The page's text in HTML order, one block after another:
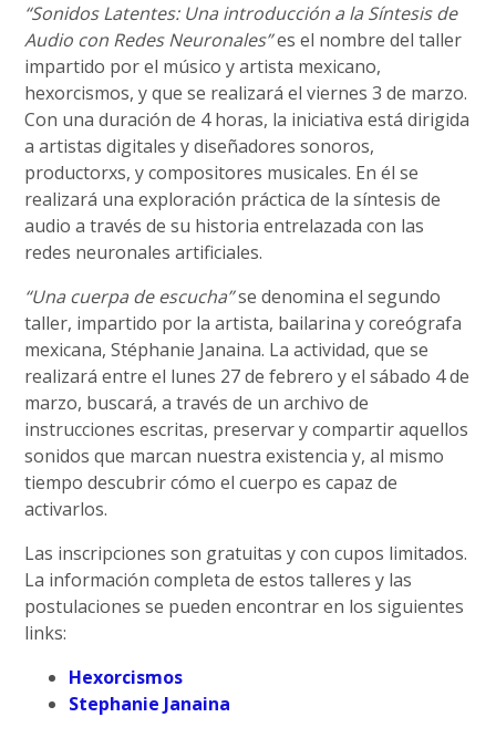
“Sonidos Latentes: Una introducción a la Síntesis de
Audio con Redes Neuronales”es el nombre del taller
impartido por el músico y artista mexicano,
hexorcismos, y que se realizará el viernes 3 de marzo.
Con una duración de 4 horas, la iniciativa está dirigida
a artistas digitales y diseñadores sonoros,
productorxs, y compositores musicales. En él se
realizará una exploración práctica de la síntesis de
audio a través de su historia entrelazada con las
redes neuronales artificiales.
“Una cuerpa de escucha”se denomina el segundo
taller, impartido por la artista, bailarina y coreógrafa
mexicana, Stéphanie Janaina. La actividad, que se
realizará entre el lunes 27 de febrero y el sábado 4 de
marzo, buscará, a través de un archivo de
instrucciones escritas, preservar y compartir aquellos
sonidos que marcan nuestra existencia y, al mismo
tiempo descubrir cómo el cuerpo es capaz de
activarlos.
Las inscripciones son gratuitas y con cupos limitados.
La información completa de estos talleres y las
postulaciones se pueden encontrar en los siguientes
links:
Hexorcismos
Stephanie Janaina